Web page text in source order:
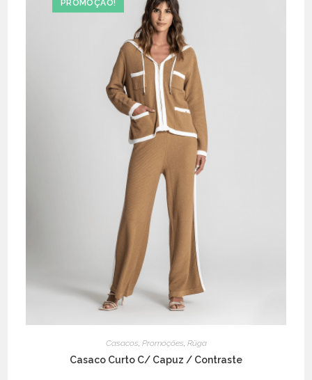
PROMOÇÃO!
Casacos, Promoções, Rüga
Casaco Curto C/ Capuz / Contraste